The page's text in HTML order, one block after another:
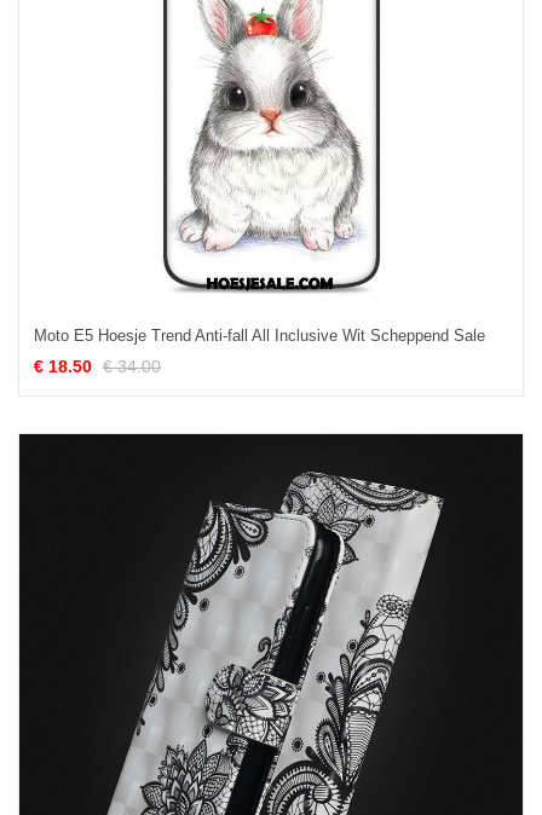
Moto E5 Hoesje Trend Anti-fall All Inclusive Wit Scheppend Sale
€ 18.50 € 34.00